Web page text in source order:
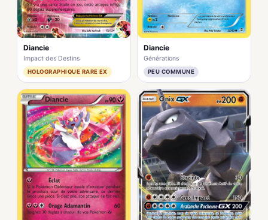
Diancie
Impact des Destins
HOLOGRAPHIQUE RARE EX
Diancie
Générations
PEU COMMUNE